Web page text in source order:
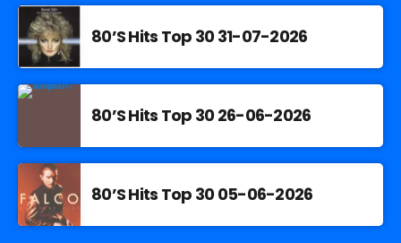
80’S Hits Top 30 31-07-2026
80’S Hits Top 30 26-06-2026
80’S Hits Top 30 05-06-2026